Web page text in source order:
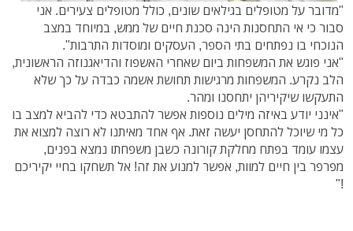
"מדובר על מטופלים בגילאים שונים, כולל מטופלים צעירים. אני
סבור כי אי התחסנות הינה סכנת חיים של ממש, במיוחד במצב
הנוכחי בו נפתחים בתי הספר, העסקים ומוסדות התרבות".
"אני פוגש את המשפחות ביום שאחרי האשפוז והדיאגנוזה הראשונית,
הלב נקרע. המשפחות מרגישות תחושת אשמה כבדה על כך שלא
התעקשו שיקיריהן יתחסנו ומהר.
"אינני יודע באיזה מילים נוספות אפשר להתבטא כדי להביא למצב בו
כל מי שיוכל להתחסן יעשה זאת. אף אחד מאיתנו לא רוצה למצוא את
עצמו עומד בפתח מחלקת קורונה כשבן משפחתו נמצא בפנים,
מפרפר בין חיים למוות, אפשר למנוע את זה! אל תשחקו בחיי יקיריכם
!"